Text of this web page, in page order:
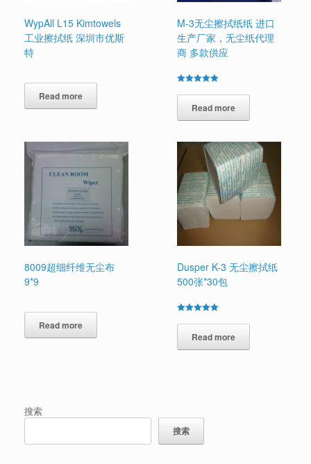
WypAll L15 Kimtowels
工业擦拭纸 深圳市优斯
特
Read more
M-3无尘擦拭纸纸 进口
生产厂家，无尘纸代理
商 多款供应
5.00
out of 5Read more
8009超细纤维无尘布
9*9
Read more
Dusper K-3 无尘擦拭纸
500张*30包
5.00
out of 5Read more
搜索
搜索